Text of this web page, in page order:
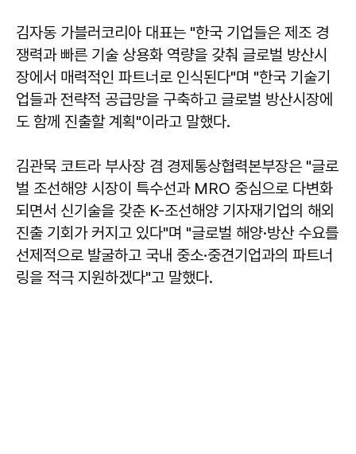
김자동 가블러코리아 대표는 "한국 기업들은 제조 경
쟁력과 빠른 기술 상용화 역량을 갖춰 글로벌 방산시
장에서 매력적인 파트너로 인식된다"며 "한국 기술기
업들과 전략적 공급망을 구축하고 글로벌 방산시장에
도 함께 진출할 계획"이라고 말했다.
김관묵 코트라 부사장 겸 경제통상협력본부장은 "글로
벌 조선해양 시장이 특수선과 MRO 중심으로 다변화
되면서 신기술을 갖춘 K-조선해양 기자재기업의 해외
진출 기회가 커지고 있다"며 "글로벌 해양·방산 수요를
선제적으로 발굴하고 국내 중소·중견기업과의 파트너
링을 적극 지원하겠다"고 말했다.